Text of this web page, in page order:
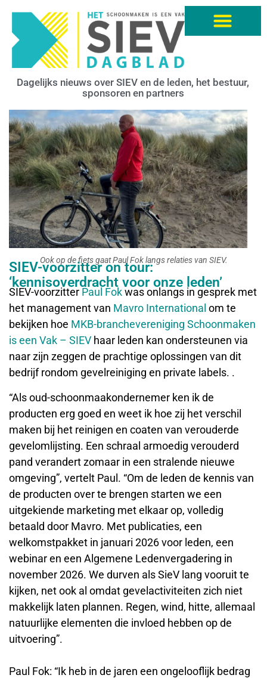
Dagelijks nieuws over SIEV en de leden, het bestuur,
sponsoren en partners
Ook op de fiets gaat Paul Fok langs relaties van SIEV.
SIEV-voorzitter on tour:
‘kennisoverdracht voor onze leden’
SIEV-voorzitter Paul Fokwas onlangs in gesprek met
het management van Mavro International om te
bekijken hoe MKB-branchevereniging Schoonmaken
is een Vak – SIEV haar leden kan ondersteunen via
naar zijn zeggen de prachtige oplossingen van dit
bedrijf rondom gevelreiniging en private labels. .
“Als oud-schoonmaakondernemer ken ik de
producten erg goed en weet ik hoe zij het verschil
maken bij het reinigen en coaten van verouderde
gevelomlijsting. Een schraal armoedig verouderd
pand verandert zomaar in een stralende nieuwe
omgeving”, vertelt Paul. “Om de leden de kennis van
de producten over te brengen starten we een
uitgekiende marketing met elkaar op, volledig
betaald door Mavro. Met publicaties, een
welkomstpakket in januari 2026 voor leden, een
webinar en een Algemene Ledenvergadering in
november 2026. We durven als SieV lang vooruit te
kijken, net ook al omdat gevelactiviteiten zich niet
makkelijk laten plannen. Regen, wind, hitte, allemaal
natuurlijke elementen die invloed hebben op de
uitvoering”.
Paul Fok: “Ik heb in de jaren een ongelooflijk bedrag